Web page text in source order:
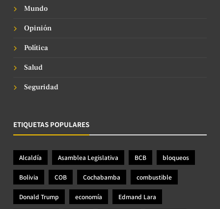
Mundo
Opinión
Política
Salud
Seguridad
ETIQUETAS POPULARES
Alcaldía Asamblea Legislativa BCB bloqueos
Bolivia COB Cochabamba combustible
Donald Trump economía Edmand Lara